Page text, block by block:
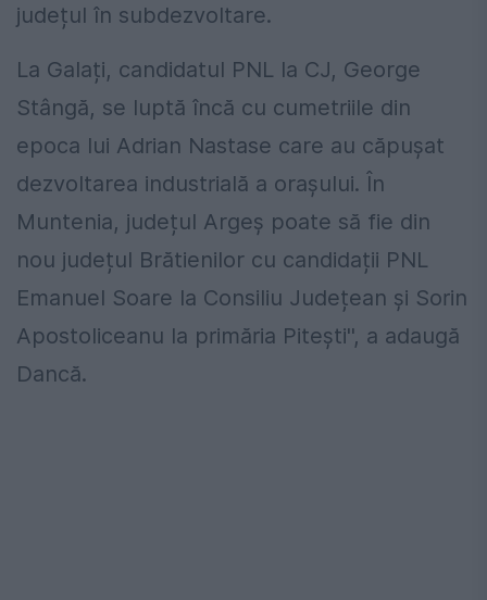
județul în subdezvoltare.
La Galați, candidatul PNL la CJ, George
Stângă, se luptă încă cu cumetriile din
epoca lui Adrian Nastase care au căpușat
dezvoltarea industrială a orașului. În
Muntenia, județul Argeș poate să fie din
nou județul Brătienilor cu candidații PNL
Emanuel Soare la Consiliu Județean și Sorin
Apostoliceanu la primăria Pitești'', a adaugă
Dancă.